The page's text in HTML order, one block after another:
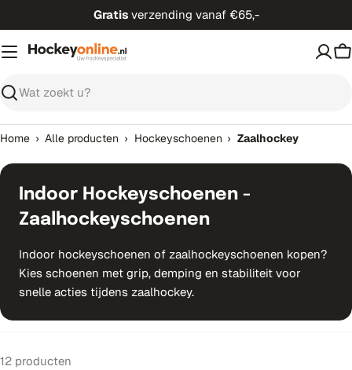
direct
naar
inhoud
Gratis verzending vanaf €65,-
Zoeken
Home › Alle producten › Hockeyschoenen › Zaalhockey
Indoor Hockeyschoenen -
Zaalhockeyschoenen
Indoor hockeyschoenen of zaalhockeyschoenen kopen?
Kies schoenen met grip, demping en stabiliteit voor
snelle acties tijdens zaalhockey.
12 producten